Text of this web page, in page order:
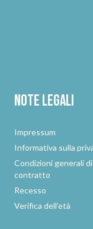
Note legali
Impressum
Informativa sulla
Condizioni generali di
contratto
Recesso
Verifica dell'età